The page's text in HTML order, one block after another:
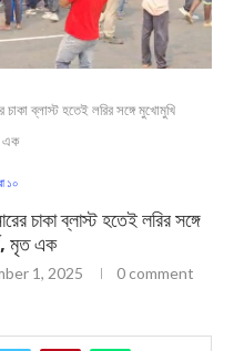
ব্লাস্ট হতেই লরির সঙ্গে মুখোমুখি
এক
১০
চাকা ব্লাস্ট হতেই লরির সঙ্গে
মৃত এক
1, 2025 0 comment